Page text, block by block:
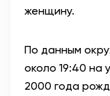
женщину.
По данным
около 19:40 на
2000 года